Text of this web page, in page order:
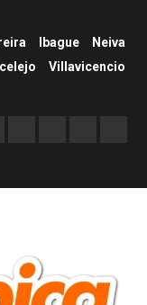
Ibague
Neiva
Villavicencio